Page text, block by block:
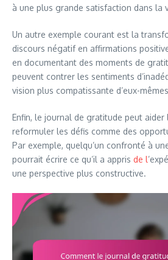
à une plus grande satisfaction dans la
Un autre exemple courant est la
discours négatif en affirmations
en documentant des moments de
peuvent contrer les sentiments
vision plus compatissante d’eux-
Enfin, le journal de gratitude peut aider
reformuler les défis comme des
Par exemple, quelqu’un confronté à
pourrait écrire ce qu’il a appris de l
une perspective plus constructive.